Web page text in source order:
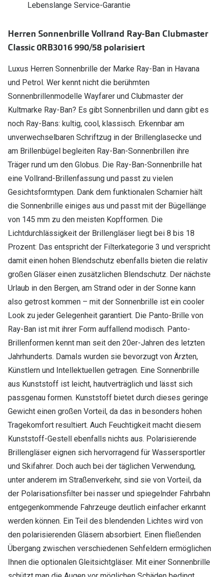
Stellest®-Brillengläser
Zubehör
Brillenbügel
Brillenetuis
Brillenkettchen
Lebenslange Service-Garantie
Herren Sonnenbrille Vollrand Ray-Ban Clubmaster
Classic 0RB3016 990/58 polarisiert
Luxus Herren Sonnenbrille der Marke Ray-Ban in Havana
und Petrol. Wer kennt nicht die berühmten
Sonnenbrillenmodelle Wayfarer und Clubmaster der
Kultmarke Ray-Ban? Es gibt Sonnenbrillen und dann gibt es
noch Ray-Bans: kultig, cool, klassisch. Erkennbar am
unverwechselbaren Schriftzug in der Brillenglasecke und
am Brillenbügel begleiten Ray-Ban-Sonnenbrillen ihre
Träger rund um den Globus. Die Ray-Ban-Sonnenbrille hat
eine Vollrand-Brillenfassung und passt zu vielen
Gesichtsformtypen. Dank dem funktionalen Scharnier hält
die Sonnenbrille einiges aus und passt mit der Bügellänge
von 145 mm zu den meisten Kopfformen. Die
Lichtdurchlässigkeit der Brillengläser liegt bei 8 bis 18
Prozent: Das entspricht der Filterkategorie 3 und verspricht
damit einen hohen Blendschutz ebenfalls bieten die relativ
großen Gläser einen zusätzlichen Blendschutz. Der nächste
Urlaub in den Bergen, am Strand oder in der Sonne kann
also getrost kommen – mit der Sonnenbrille ist ein cooler
Look zu jeder Gelegenheit garantiert. Die Panto-Brille von
Ray-Ban ist mit ihrer Form auffallend modisch. Panto-
Brillenformen kennt man seit den 20er-Jahren des letzten
Jahrhunderts. Damals wurden sie bevorzugt von Ärzten,
Künstlern und Intellektuellen getragen. Eine Sonnenbrille
aus Kunststoff ist leicht, hautverträglich und lässt sich
passgenau formen. Kunststoff bietet durch dieses geringe
Gewicht einen großen Vorteil, da das in besonders hohen
Tragekomfort resultiert. Auch Feuchtigkeit macht diesem
Kunststoff-Gestell ebenfalls nichts aus. Polarisierende
Brillengläser eignen sich hervorragend für Wassersportler
und Skifahrer. Doch auch bei der täglichen Verwendung,
unter anderem im Straßenverkehr, sind sie von Vorteil, da
der Polarisationsfilter bei nasser und spiegelnder Fahrbahn
entgegenkommende Fahrzeuge deutlich einfacher erkannt
werden können. Ein Teil des blendenden Lichtes wird von
den polarisierenden Gläsern absorbiert. Einen fließenden
Übergang zwischen verschiedenen Sehfeldern ermöglichen
Ihnen die optionalen Gleitsichtgläser. Mit einer Sonnenbrille